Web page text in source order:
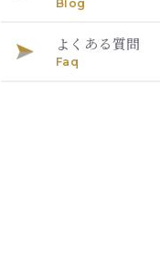
Blog
よくある質問
Faq